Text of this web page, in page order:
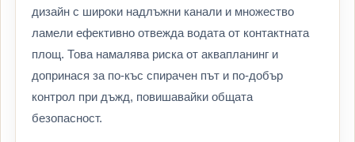
дизайн с широки надлъжни канали и множество
ламели ефективно отвежда водата от контактната
площ. Това намалява риска от аквапланинг и
допринася за по-къс спирачен път и по-добър
контрол при дъжд, повишавайки общата
безопасност.